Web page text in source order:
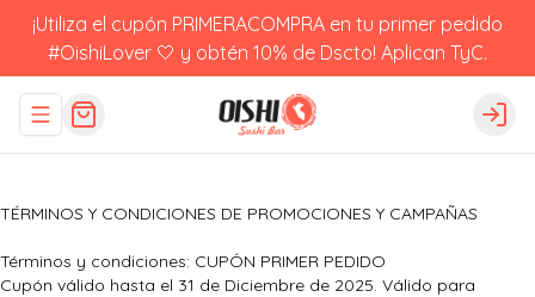
¡Utiliza el cupón PRIMERACOMPRA en tu primer pedido
#OishiLover 🤍 y obtén 10% de Dscto! Aplican TyC.
Abrir menu de navegación Login
TÉRMINOS Y CONDICIONES DE PROMOCIONES Y CAMPAÑAS
Términos y condiciones: CUPÓN PRIMER PEDIDO
Cupón válido hasta el 31 de Diciembre de 2025. Válido para